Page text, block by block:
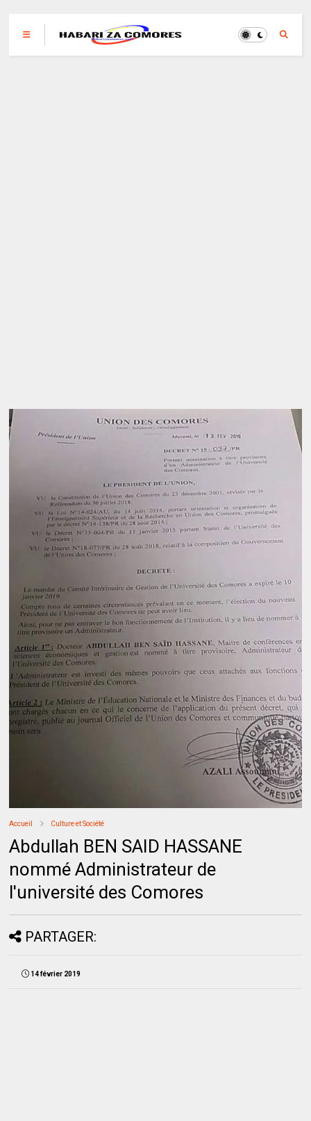
Accueil Culture et Société
Abdullah BEN SAID HASSANE
nommé Administrateur de
l'université des Comores
PARTAGER:
14 février 2019